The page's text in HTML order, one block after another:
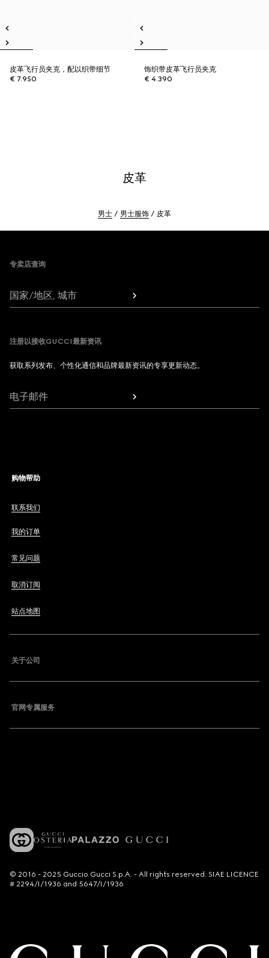
皮革飞行员夹克，配以织带细节
€ 7.950
饰织带皮革飞行员夹克
€ 4.390
皮革
男士 男士服饰 皮革
专卖店查询
国家/地区, 城市
注册以接收GUCCI最新资讯
获取系列发布、个性化通信和品牌最新资讯的专享更新动态。
电子邮件
购物帮助
联系我们
我的订单
常见问题
取消订阅
站点地图
关于公司
官网专属服务
© 2016 - 2025 Guccio Gucci S.p.A. - All rights reserved. SIAE LICENCE
# 2294/I/1936 and 5647/I/1936